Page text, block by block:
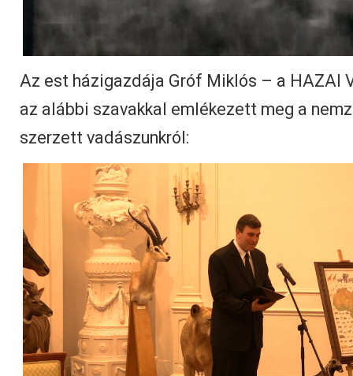
Az est házigazdája Gróf Miklós – a HAZAI
az alábbi szavakkal emlékezett meg a
szerzett vadászunkról: